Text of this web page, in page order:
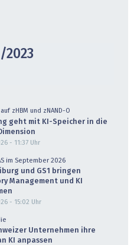
2023
zHBM und zNAND-O
geht mit KI-Speicher in die
- 11:37 Uhr
im September 2026
und GS1 bringen
Management und KI
- 15:02 Uhr
Unternehmen ihre
KI anpassen